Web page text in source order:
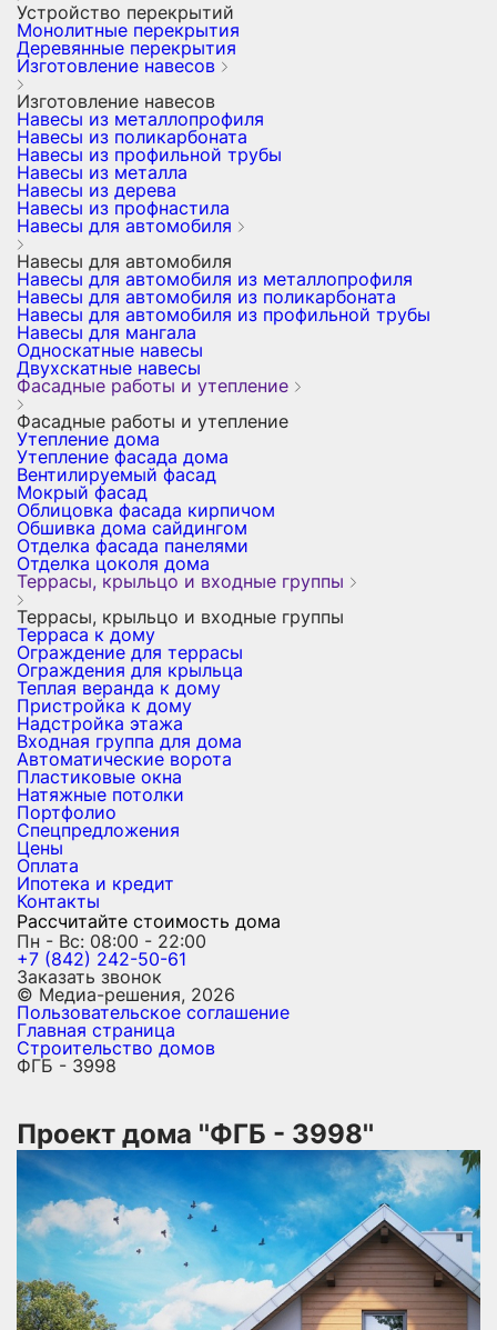
Устройство перекрытий
Монолитные перекрытия
Деревянные перекрытия
Изготовление навесов
Изготовление навесов
Навесы из металлопрофиля
Навесы из поликарбоната
Навесы из профильной трубы
Навесы из металла
Навесы из дерева
Навесы из профнастила
Навесы для автомобиля
Навесы для автомобиля
Навесы для автомобиля из металлопрофиля
Навесы для автомобиля из поликарбоната
Навесы для автомобиля из профильной трубы
Навесы для мангала
Односкатные навесы
Двухскатные навесы
Фасадные работы и утепление
Фасадные работы и утепление
Утепление дома
Утепление фасада дома
Вентилируемый фасад
Мокрый фасад
Облицовка фасада кирпичом
Обшивка дома сайдингом
Отделка фасада панелями
Отделка цоколя дома
Террасы, крыльцо и входные группы
Террасы, крыльцо и входные группы
Терраса к дому
Ограждение для террасы
Ограждения для крыльца
Теплая веранда к дому
Пристройка к дому
Надстройка этажа
Входная группа для дома
Автоматические ворота
Пластиковые окна
Натяжные потолки
Портфолио
Спецпредложения
Цены
Оплата
Ипотека и кредит
Контакты
Рассчитайте стоимость дома
Пн - Вс: 08:00 - 22:00
+7 (842) 242-50-61
Заказать звонок
© Медиа-решения, 2026
Пользовательское соглашение
Главная страница
Строительство домов
ФГБ - 3998
Проект дома ''ФГБ - 3998''